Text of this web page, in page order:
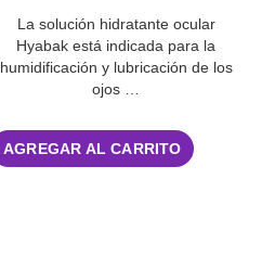
La solución hidratante ocular
Hyabak está indicada para la
humidificación y lubricación de los
ojos …
AGREGAR AL CARRITO